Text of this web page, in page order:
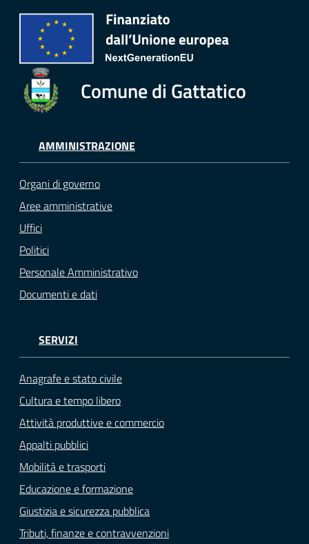
Comune di Gattatico
AMMINISTRAZIONE
Organi di governo
Aree amministrative
Uffici
Politici
Personale Amministrativo
Documenti e dati
SERVIZI
Anagrafe e stato civile
Cultura e tempo libero
Attività produttive e commercio
Appalti pubblici
Mobilità e trasporti
Educazione e formazione
Giustizia e sicurezza pubblica
Tributi, finanze e contravvenzioni